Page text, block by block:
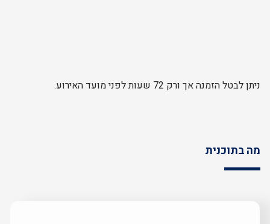
ניתן לבטל הזמנה אך ורק 72 שעות לפני מועד האירוע.
מה בתוכנית